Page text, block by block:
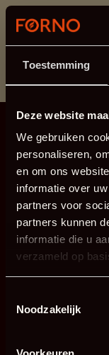
Toestemming
Deze website
We gebruiken
personaliseren,
en om ons
informatie over
partners voor
partners kunnen
informatie die u
verzameld op
Noodzakelijk
Cette section
Si vous
appeler au +31